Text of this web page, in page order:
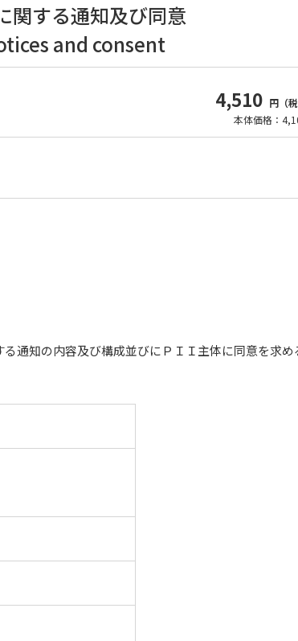
関する通知及び同意
and consent
4,510 円（税
本体価格：
通知の内容及び構成並びにＰＩＩ主体に同意を求